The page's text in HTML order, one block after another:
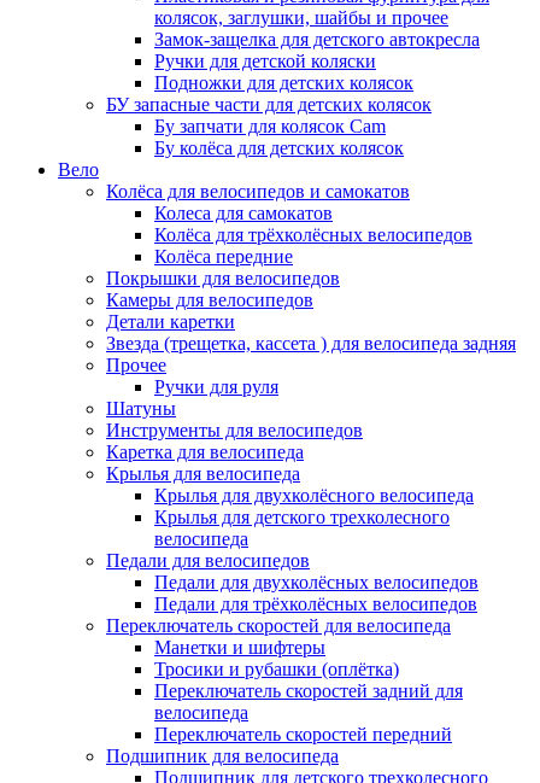
колясок, заглушки, шайбы и прочее
Замок-защелка для детского автокресла
Ручки для детской коляски
Подножки для детских колясок
БУ запасные части для детских колясок
Бу запчати для колясок Cam
Бу колёса для детских колясок
Вело
Колёса для велосипедов и самокатов
Колеса для самокатов
Колёса для трёхколёсных велосипедов
Колёса передние
Покрышки для велосипедов
Камеры для велосипедов
Детали каретки
Звезда (трещетка, кассета ) для велосипеда задняя
Прочее
Ручки для руля
Шатуны
Инструменты для велосипедов
Каретка для велосипеда
Крылья для велосипеда
Крылья для двухколёсного велосипеда
Крылья для детского трехколесного
велосипеда
Педали для велосипедов
Педали для двухколёсных велосипедов
Педали для трёхколёсных велосипедов
Переключатель скоростей для велосипеда
Манетки и шифтеры
Тросики и рубашки (оплётка)
Переключатель скоростей задний для
велосипеда
Переключатель скоростей передний
Подшипник для велосипеда
Подшипник для детского трехколесного